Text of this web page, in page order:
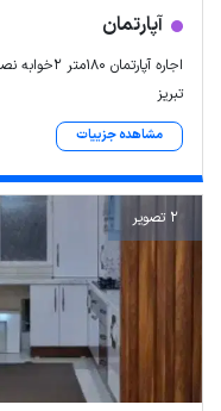
آپارتمان
اجاره آپارتمان 180متر 2خوابه نصر۳
تبریز
مشاهده جزییات
2 تصویر